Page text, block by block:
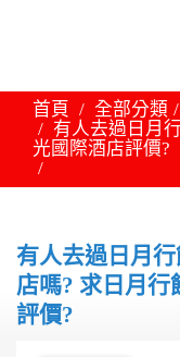
首頁 全部分類
有人去過日月
光國際酒店評價?
有人去過日月
店嗎? 求日月行
評價?